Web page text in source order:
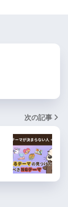
次の記事